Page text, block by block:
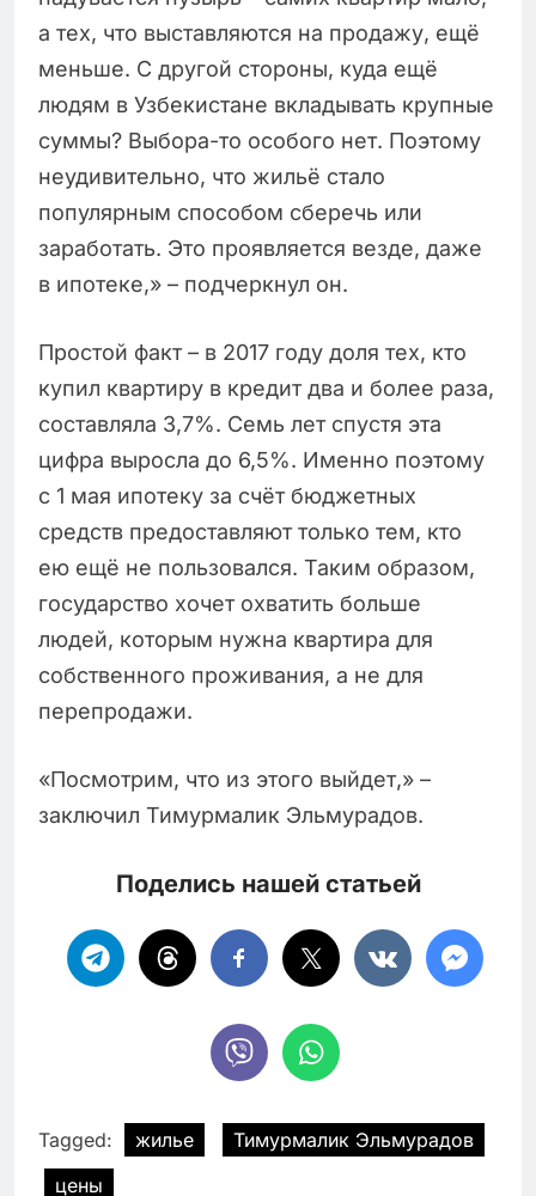
а тех, что выставляются на продажу, ещё
меньше. С другой стороны, куда ещё
людям в Узбекистане вкладывать крупные
суммы? Выбора-то особого нет. Поэтому
неудивительно, что жильё стало
популярным способом сберечь или
заработать. Это проявляется везде, даже
в ипотеке,» – подчеркнул он.
Простой факт – в 2017 году доля тех, кто
купил квартиру в кредит два и более раза,
составляла 3,7%. Семь лет спустя эта
цифра выросла до 6,5%. Именно поэтому
с 1 мая ипотеку за счёт бюджетных
средств предоставляют только тем, кто
ею ещё не пользовался. Таким образом,
государство хочет охватить больше
людей, которым нужна квартира для
собственного проживания, а не для
перепродажи.
«Посмотрим, что из этого выйдет,» –
заключил Тимурмалик Эльмурадов.
Поделись нашей статьей
Tagged: жилье
Тимурмалик Эльмурадов
цены